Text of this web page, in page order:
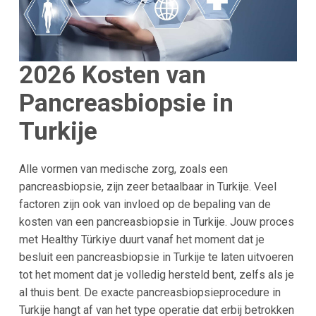
2026 Kosten van
Pancreasbiopsie in
Turkije
Alle vormen van medische zorg, zoals een
pancreasbiopsie, zijn zeer betaalbaar in Turkije. Veel
factoren zijn ook van invloed op de bepaling van de
kosten van een pancreasbiopsie in Turkije. Jouw proces
met Healthy Türkiye duurt vanaf het moment dat je
besluit een pancreasbiopsie in Turkije te laten uitvoeren
tot het moment dat je volledig hersteld bent, zelfs als je
al thuis bent. De exacte pancreasbiopsieprocedure in
Turkije hangt af van het type operatie dat erbij betrokken